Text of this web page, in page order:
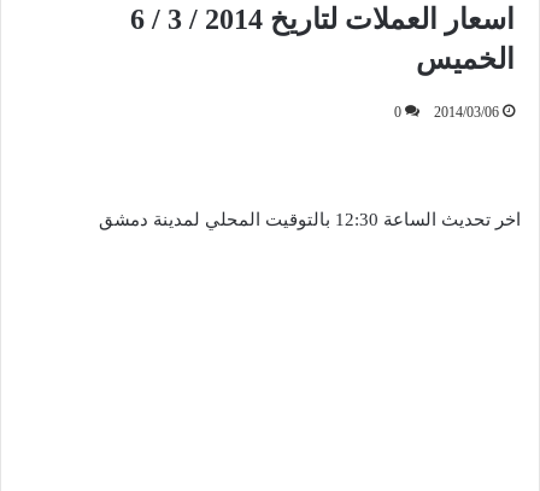
اسعار العملات لتاريخ 2014 / 3 / 6
الخميس
2014/03/06
0
اخر تحديث الساعة 12:30 بالتوقيت المحلي لمدينة دمشق